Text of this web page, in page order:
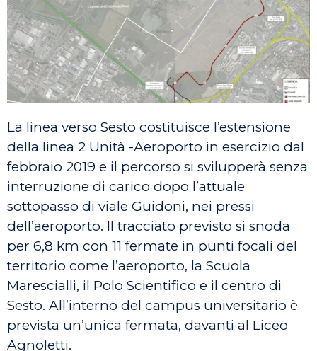
La linea verso Sesto costituisce l’estensione
della linea 2 Unità -Aeroporto in esercizio dal
febbraio 2019 e il percorso si svilupperà senza
interruzione di carico dopo l’attuale
sottopasso di viale Guidoni, nei pressi
dell’aeroporto. Il tracciato previsto si snoda
per 6,8 km con 11 fermate in punti focali del
territorio come l’aeroporto, la Scuola
Marescialli, il Polo Scientifico e il centro di
Sesto. All’interno del campus universitario è
prevista un’unica fermata, davanti al Liceo
Agnoletti.